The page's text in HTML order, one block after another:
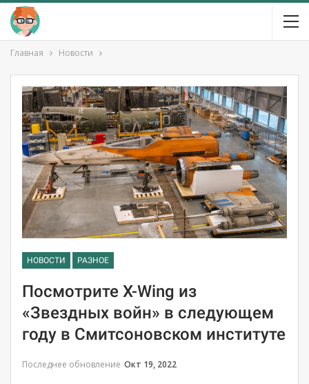
Главная Новости
НОВОСТИ РАЗНОЕ
Посмотрите X-Wing из
«Звездных войн» в следующем
году в Смитсоновском институте
Последнее обновление Окт 19, 2022